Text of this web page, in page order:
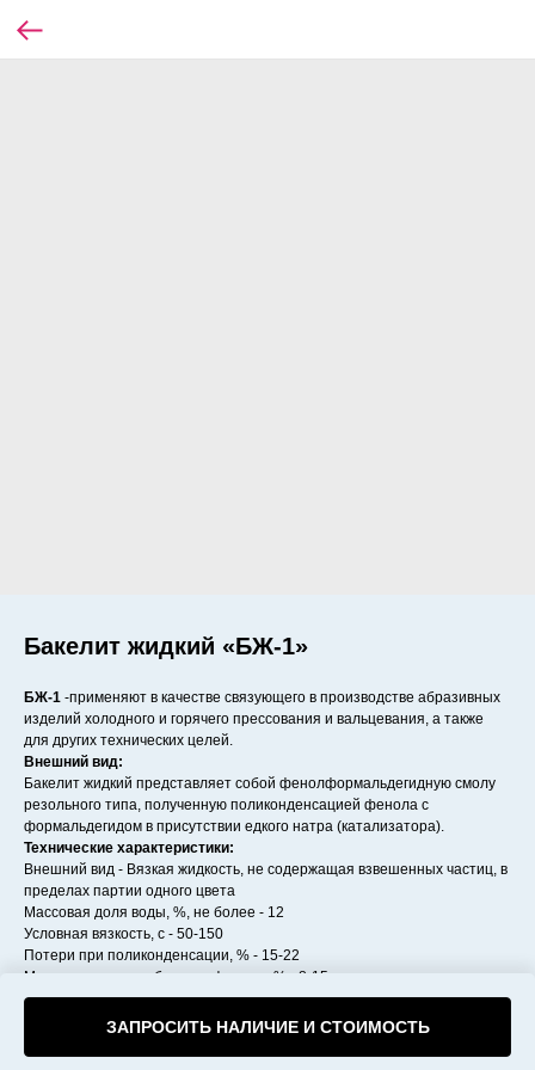
Бакелит жидкий «БЖ-1»
ЗАПРОСИТЬ НАЛИЧИЕ И СТОИМОСТЬ
БЖ-1 -применяют в качестве связующего в производстве абразивных
изделий холодного и горячего прессования и вальцевания, а также
для других технических целей.
Внешний вид:
Бакелит жидкий представляет собой фенолформальдегидную смолу
резольного типа, полученную поликонденсацией фенола с
формальдегидом в присутствии едкого натра (катализатора).
Технические характеристики:
Внешний вид - Вязкая жидкость, не содержащая взвешенных частиц, в
пределах партии одного цвета
Массовая доля воды, %, не более - 12
Условная вязкость, с - 50-150
Потери при поликонденсации, % - 15-22
Массовая доля свободного фенола, % - 8-15
Время желатинизации, с - 60-180